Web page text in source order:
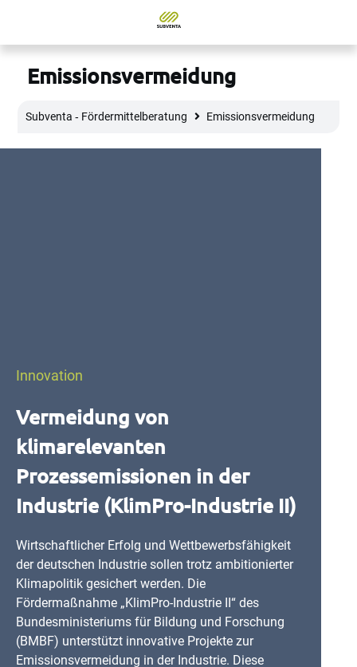
Emissionsvermeidung
Subventa ‐ Fördermittelberatung Emissionsvermeidung
Innovation
Vermeidung von
klimarelevanten
Prozessemissionen in der
Industrie (KlimPro-Industrie II)
Wirtschaftlicher Erfolg und Wettbewerbsfähigkeit
der deutschen Industrie sollen trotz ambitionierter
Klimapolitik gesichert werden. Die
Fördermaßnahme „KlimPro-Industrie II“ des
Bundesministeriums für Bildung und Forschung
(BMBF) unterstützt innovative Projekte zur
Emissionsvermeidung in der Industrie. Diese